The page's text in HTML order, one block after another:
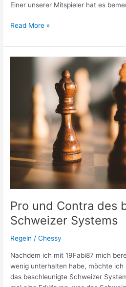
Einer unserer Mitspieler hat es
Ungültiger
in
Turnierpartien
Read More »
Pro und Contra des
Schweizer Systems
Regeln /Chessy
Nachdem ich mit 19Fabi87 mich
wenig unterhalten habe, möchte ich
das beschleunigte Schweizer